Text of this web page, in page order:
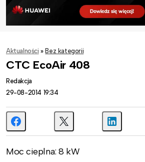
Aktualności » Bez kategorii
CTC EcoAir 408
Redakcja
29-08-2014 19:34
Moc cieplna: 8 kW